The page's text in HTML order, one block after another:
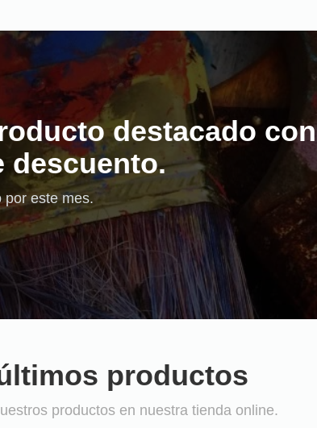
destacado con
descuento.
por este mes.
productos
productos en nuestra tienda online.